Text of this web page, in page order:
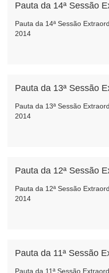
Pauta da 14ª Sessão
2014
Pauta da 13ª Sessão
2014
Pauta da 12ª Sessão
2014
Pauta da 11ª Sessão